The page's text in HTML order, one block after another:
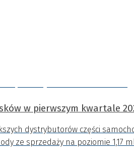
w pierwszym kwartale
dystrybutorów części
ze sprzedaży na poziomie 1,17